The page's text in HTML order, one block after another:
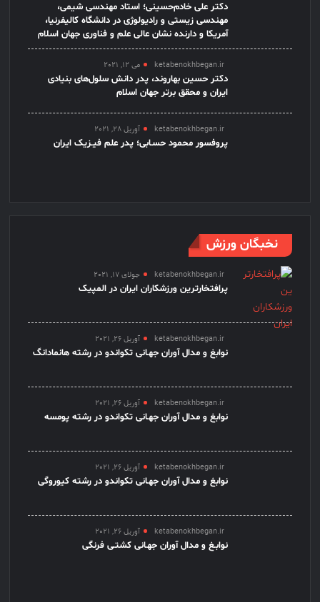
دکتر علی خادم‌حسینی؛ استاد مهندسی شیمی،
مهندسی زیستی و رادیولوژی در دانشگاه کالیفرنیا،
آمریکا و دارنده نشان عالی علم و فناوری جهان اسلام
ketabenokhbegan.ir می 12, 2021
دکتر حسین بهاروند، پدر دانش سلول‌های بنیادی
ایران و محقق برتر جهان اسلام
ketabenokhbegan.ir آوریل 28, 2021
پروفسور محمود حسـابی؛ پدر علم فیـزیک ایران
نخبگان ورزش
ketabenokhbegan.ir جولای 17, 2021
پرافتخارترین ورزشکاران ایران در المپیک
ketabenokhbegan.ir آوریل 26, 2021
نوابغ و مدال آوران جهـانی تکواندو در رشته هانمادانگ
ketabenokhbegan.ir آوریل 26, 2021
نوابغ و مدال آوران جهـانی تکواندو در رشته پومسه
ketabenokhbegan.ir آوریل 26, 2021
نوابغ و مدال آوران جهـانی تکواندو در رشته کیوروگی
ketabenokhbegan.ir آوریل 26, 2021
نوابـغ و مدال آوران جهـانی کشتـی فرنگی